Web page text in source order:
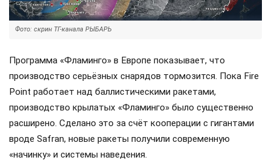
Фото: скрин ТГ-канала РЫБАРЬ
Программа «Фламинго» в Европе показывает, что
производство серьёзных снарядов тормозится. Пока Fire
Point работает над баллистическими ракетами,
производство крылатых «Фламинго» было существенно
расширено. Сделано это за счёт кооперации с гигантами
вроде Safran, новые ракеты получили современную
«начинку» и системы наведения.